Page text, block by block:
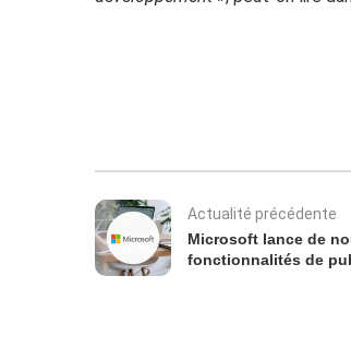
Actualité précédente
Microsoft lance de
fonctionnalités de